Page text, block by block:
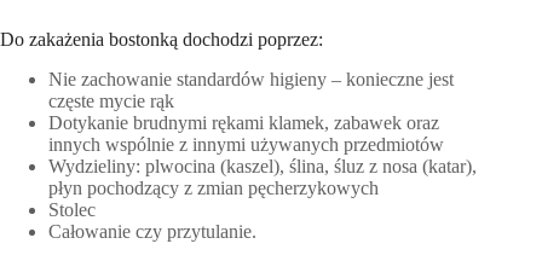
Do zakażenia bostonką dochodzi poprzez:
Nie zachowanie standardów higieny – konieczne jest
częste mycie rąk
Dotykanie brudnymi rękami klamek, zabawek oraz
innych wspólnie z innymi używanych przedmiotów
Wydzieliny: plwocina (kaszel), ślina, śluz z nosa (katar),
płyn pochodzący z zmian pęcherzykowych
Stolec
Całowanie czy przytulanie.